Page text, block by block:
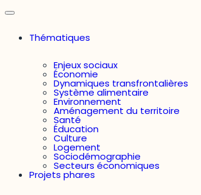
Thématiques
Enjeux sociaux
Économie
Dynamiques transfrontalières
Système alimentaire
Environnement
Aménagement du territoire
Santé
Éducation
Culture
Logement
Sociodémographie
Secteurs économiques
Projets phares